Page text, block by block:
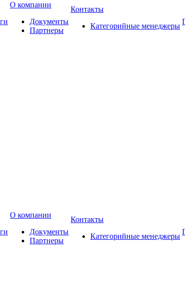
О компании
Документы
Партнеры
Контакты
Категорийные менеджеры
О компании
Документы
Партнеры
Контакты
Категорийные менеджеры